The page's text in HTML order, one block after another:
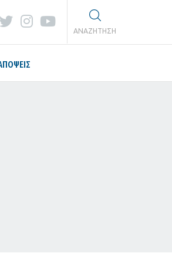
ΑΝΑΖΗΤΗΣΗ